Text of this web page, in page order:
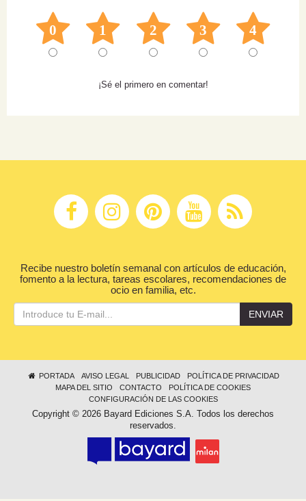
0 1 2 3 4
¡Sé el primero en comentar!
Recibe nuestro boletín semanal con artículos de educación,
fomento a la lectura, tareas escolares, recomendaciones de
ocio en familia, etc.
ENVIAR
PORTADA AVISO LEGAL PUBLICIDAD
POLÍTICA DE PRIVACIDAD
MAPA DEL SITIO
CONTACTO
POLÍTICA DE COOKIES
CONFIGURACIÓN DE LAS COOKIES
Copyright © 2026 Bayard Ediciones S.A. Todos los derechos
reservados.